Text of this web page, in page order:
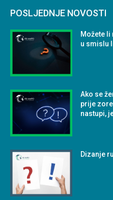
POSLJEDNJE NOVOSTI
Možete
u smislu
Ako se
prije
nastupi,
Dizanje